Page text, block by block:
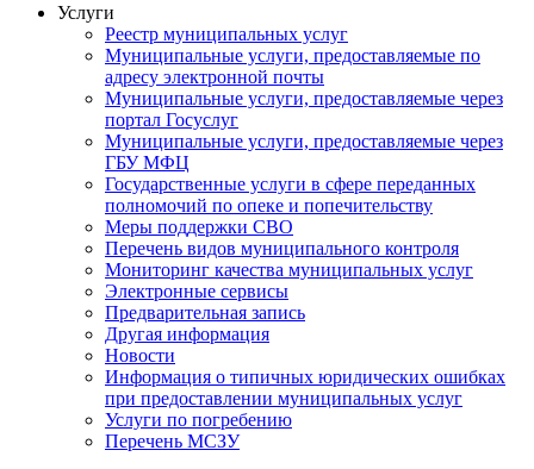
Услуги
Реестр муниципальных услуг
Муниципальные услуги, предоставляемые по
адресу электронной почты
Муниципальные услуги, предоставляемые через
портал Госуслуг
Муниципальные услуги, предоставляемые через
ГБУ МФЦ
Государственные услуги в сфере переданных
полномочий по опеке и попечительству
Меры поддержки СВО
Перечень видов муниципального контроля
Мониторинг качества муниципальных услуг
Электронные сервисы
Предварительная запись
Другая информация
Новости
Информация о типичных юридических ошибках
при предоставлении муниципальных услуг
Услуги по погребению
Перечень МСЗУ